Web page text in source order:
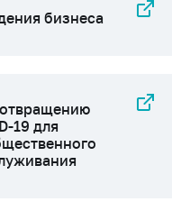
бизнеса
19 для